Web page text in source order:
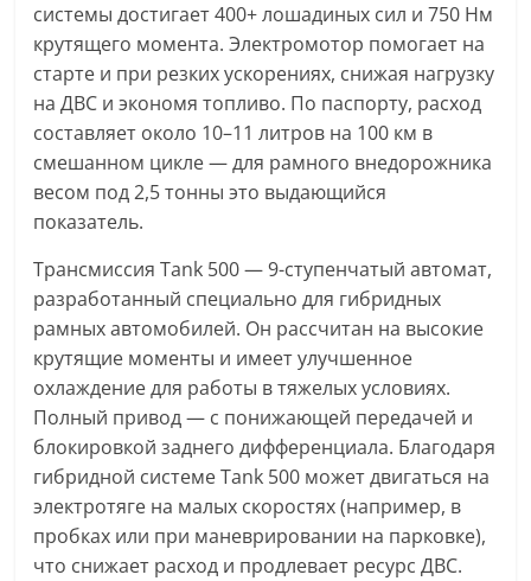
системы достигает 400+ лошадиных сил и 750 Нм
крутящего момента. Электромотор помогает на
старте и при резких ускорениях, снижая нагрузку
на ДВС и экономя топливо. По паспорту, расход
составляет около 10–11 литров на 100 км в
смешанном цикле — для рамного внедорожника
весом под 2,5 тонны это выдающийся
показатель.
Трансмиссия Tank 500 — 9-ступенчатый автомат,
разработанный специально для гибридных
рамных автомобилей. Он рассчитан на высокие
крутящие моменты и имеет улучшенное
охлаждение для работы в тяжелых условиях.
Полный привод — с понижающей передачей и
блокировкой заднего дифференциала. Благодаря
гибридной системе Tank 500 может двигаться на
электротяге на малых скоростях (например, в
пробках или при маневрировании на парковке),
что снижает расход и продлевает ресурс ДВС.